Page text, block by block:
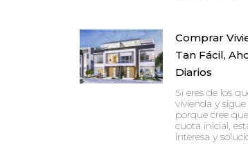
Comprar
Tan Fácil,
Diarios
Si eres de los
vivienda y
porque cree
cuota inicial,
interesa y